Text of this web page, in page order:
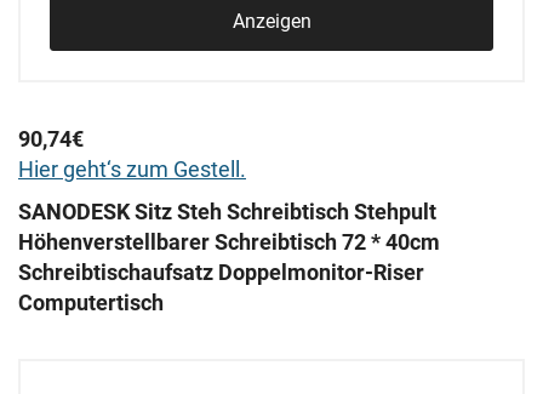
Anzeigen
90,74€
Hier geht‘s zum Gestell.
SANODESK Sitz Steh Schreibtisch Stehpult
Höhenverstellbarer Schreibtisch 72 * 40cm
Schreibtischaufsatz Doppelmonitor-Riser
Computertisch